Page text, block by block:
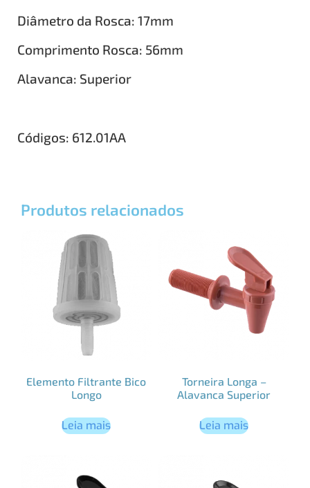
Diâmetro da Rosca: 17mm
Comprimento Rosca: 56mm
Alavanca: Superior
Códigos: 612.01AA
Produtos relacionados
Elemento Filtrante Bico
Longo
Leia mais
Torneira Longa –
Alavanca Superior
Leia mais